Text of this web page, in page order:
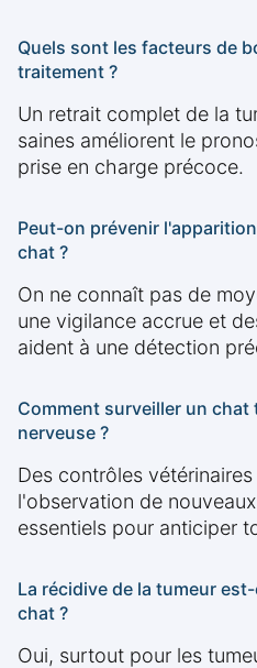
Quels sont les facteurs de
traitement ?
Un retrait complet de la
saines améliorent le
prise en charge précoce.
Peut-on prévenir
chat ?
On ne connaît pas de
une vigilance accrue et
aident à une détection
Comment surveiller un
nerveuse ?
Des contrôles
l'observation de
essentiels pour anticiper
La récidive de la tumeur
chat ?
Oui, surtout pour les